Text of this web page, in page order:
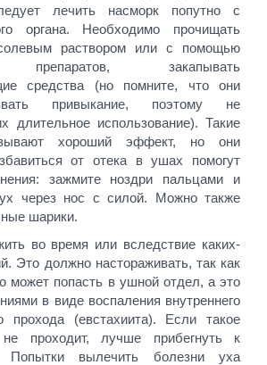
лечить насморк попутно с
органа. Необходимо прочищать
раствором или с помощью
препаратов, закапывать
средства (но помните, что они
привыкание, поэтому не
длительное использование). Такие
хороший эффект, но они
от отека в ушах помогут
зажмите ноздри пальцами и
через нос с силой. Можно также
шарики.
во время или вследствие каких-
Это должно настораживать, так как
может попасть в ушной отдел, а это
в виде воспаления внутреннего
прохода (евстахиита). Если такое
проходит, лучше прибегнуть к
Попытки вылечить болезни уха